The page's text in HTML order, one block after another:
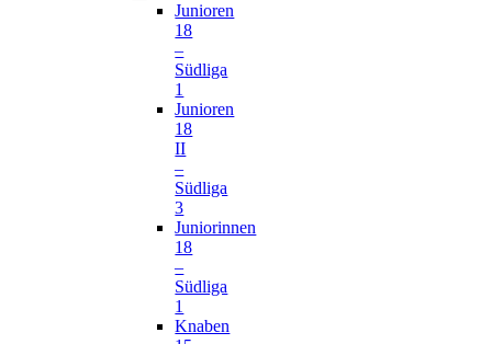
Junioren
18
–
Südliga
1
Junioren
18
II
–
Südliga
3
Juniorinnen
18
–
Südliga
1
Knaben